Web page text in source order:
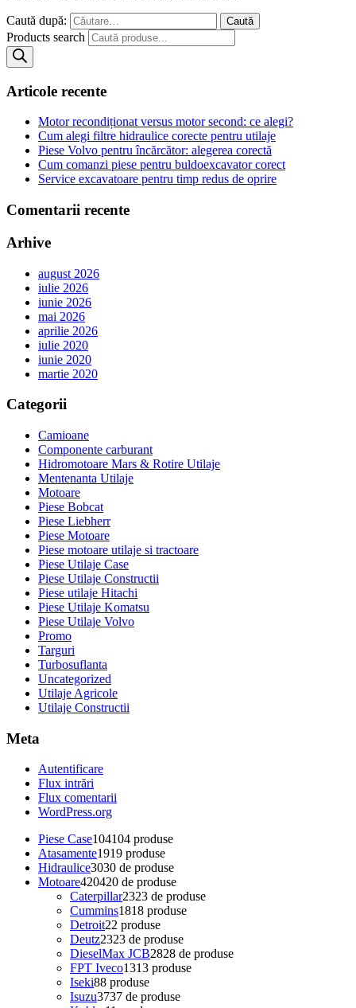
Caută după:
Products search
Articole recente
Motor recondiționat versus motor second: ce alegi?
Cum alegi filtre hidraulice corecte pentru utilaje
Piese Volvo pentru încărcător: alegerea corectă
Cum comanzi piese pentru buldoexcavator corect
Service excavatoare pentru timp redus de oprire
Comentarii recente
Arhive
august 2026
iulie 2026
iunie 2026
mai 2026
aprilie 2026
iulie 2020
iunie 2020
martie 2020
Categorii
Camioane
Componente carburant
Hidromotoare Mars & Rotire Utilaje
Mentenanta Utilaje
Motoare
Piese Bobcat
Piese Liebherr
Piese Motoare
Piese motoare utilaje si tractoare
Piese Utilaje Case
Piese Utilaje Constructii
Piese utilaje Hitachi
Piese Utilaje Komatsu
Piese Utilaje Volvo
Promo
Targuri
Turbosuflanta
Uncategorized
Utilaje Agricole
Utilaje Constructii
Meta
Autentificare
Flux intrări
Flux comentarii
WordPress.org
Piese Case104104 produse
Atasamente1919 produse
Hidraulice3030 de produse
Motoare420420 de produse
Caterpillar2323 de produse
Cummins1818 produse
Detroit22 produse
Deutz2323 de produse
DieselMax JCB2828 de produse
FPT Iveco1313 produse
Iseki88 produse
Isuzu3737 de produse